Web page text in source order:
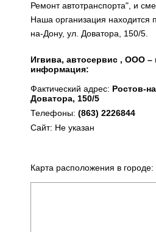
Ремонт автотранспорта", и
Наша организация находится
на-Дону, ул. Доватора, 150/5.
Игвива, автосервис , ООО –
информация:
Фактический адрес: Ростов-
Доватора, 150/5
Телефоны: (863) 2226844
Сайт: Не указан
Карта расположения в городе: